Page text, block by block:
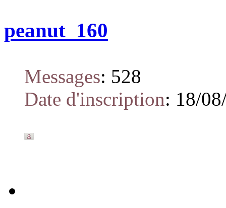
peanut_160
Messages: 528
Date d'inscription: 18/